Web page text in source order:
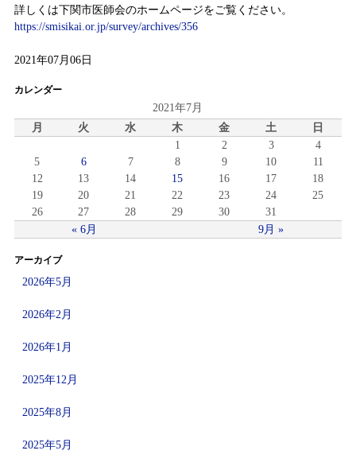
詳しくは下関市医師会のホームページをご覧ください。
https://smisikai.or.jp/survey/archives/356
2021年07月06日
カレンダー
2021年7月
月
火 水 木 金 土 日
« 6月 9月 »
1 2 3
4
5
6 7 8 9 10
11
12
13 14 15 16 17
18
19
20 21 22 23 24
25
26
27 28 29 30 31
アーカイブ
2026年5月
2026年2月
2026年1月
2025年12月
2025年8月
2025年5月